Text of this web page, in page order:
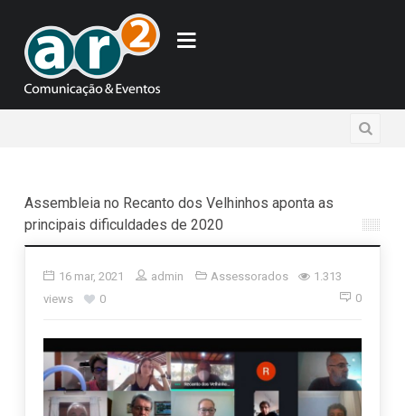
Assembleia no Recanto dos Velhinhos aponta as
principais dificuldades de 2020
16 mar, 2021 admin Assessorados
1.313
views
0 0